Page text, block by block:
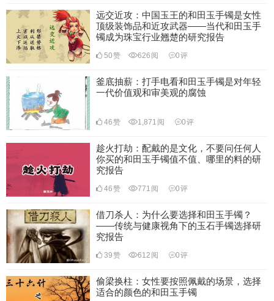
远交近攻：中国玉王的和田玉手镯是女性
顶级装饰品和近攻武器——当代和田玉手
镯成为珠宝行业翘楚的研究报告
50赞 626 阅 0评
釜底抽薪：打手电看和田玉手镯是对年轻
一代价值观和审美观的腐蚀
46赞 1,871 阅 0评
趁火打劫：配戴的是文化，不要问任何人
你买的和田玉手镯值不值、哪里的料的研
究报告
46赞 771 阅 0评
借刀杀人：为什么要选择和田玉手镯？
——传统与健康视角下的玉石手镯选择研
究报告
39赞 612 阅 0评
偷梁换柱：女性要按照佩戴的场景，选择
适合的颜色的和田玉手镯